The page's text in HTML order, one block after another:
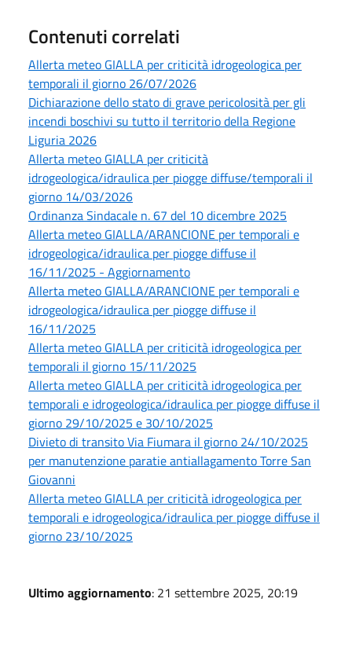
Contenuti correlati
Allerta meteo GIALLA per criticità idrogeologica per
temporali il giorno 26/07/2026
Dichiarazione dello stato di grave pericolosità per gli
incendi boschivi su tutto il territorio della Regione
Liguria 2026
Allerta meteo GIALLA per criticità
idrogeologica/idraulica per piogge diffuse/temporali il
giorno 14/03/2026
Ordinanza Sindacale n. 67 del 10 dicembre 2025
Allerta meteo GIALLA/ARANCIONE per temporali e
idrogeologica/idraulica per piogge diffuse il
16/11/2025 - Aggiornamento
Allerta meteo GIALLA/ARANCIONE per temporali e
idrogeologica/idraulica per piogge diffuse il
16/11/2025
Allerta meteo GIALLA per criticità idrogeologica per
temporali il giorno 15/11/2025
Allerta meteo GIALLA per criticità idrogeologica per
temporali e idrogeologica/idraulica per piogge diffuse il
giorno 29/10/2025 e 30/10/2025
Divieto di transito Via Fiumara il giorno 24/10/2025
per manutenzione paratie antiallagamento Torre San
Giovanni
Allerta meteo GIALLA per criticità idrogeologica per
temporali e idrogeologica/idraulica per piogge diffuse il
giorno 23/10/2025
Ultimo aggiornamento: 21 settembre 2025, 20:19